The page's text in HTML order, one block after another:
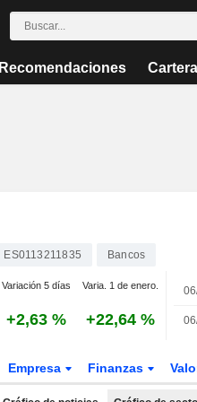
Recomendaciones
ES0113211835 Bancos
Variación 5 días Varia. 1 de enero.
+2,63 % +22,64 %
Empresa Finanzas